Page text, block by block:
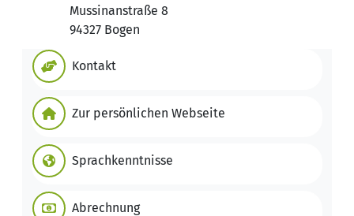
Mussinanstraße 8
94327 Bogen
Kontakt
Zur persönlichen Webseite
Sprachkenntnisse
Abrechnung